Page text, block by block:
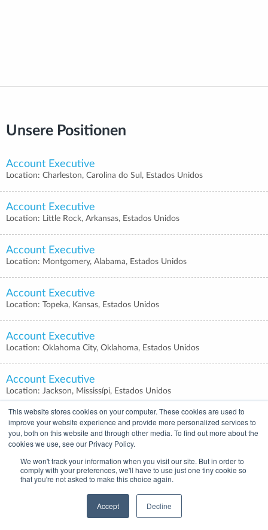
This website stores cookies on your computer. These cookies are used to
improve your website experience and provide more personalized services to
you, both on this website and through other media. To find out more about the
cookies we use, see our Privacy Policy.
We won't track your information when you visit our site. But in order to
comply with your preferences, we'll have to use just one tiny cookie so
that you're not asked to make this choice again.
Accept Decline
Unsere Positionen
Account Executive
Location: Charleston, Carolina do Sul, Estados Unidos
Account Executive
Location: Little Rock, Arkansas, Estados Unidos
Account Executive
Location: Montgomery, Alabama, Estados Unidos
Account Executive
Location: Topeka, Kansas, Estados Unidos
Account Executive
Location: Oklahoma City, Oklahoma, Estados Unidos
Account Executive
Location: Jackson, Mississípi, Estados Unidos
Desenvolvedor Full Stack
Location: Belo Horizonte, Minas Gerais, Brasil
Desenvolvedor Full Stack
Location: São Paulo, São Paulo, Brasil
Desenvolvedor Full Stack
Location: Brazil, null, null